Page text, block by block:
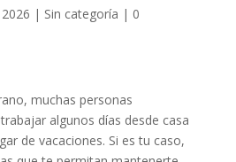
| Sin categoría | 0
muchas personas
algunos días desde casa
de vacaciones. Si es tu caso,